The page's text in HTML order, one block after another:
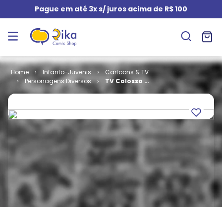
Pague em até 3x s/ juros acima de R$ 100
Infanto-Juvenis
Cartoons & TV
Personagens Diversos
TV Colosso #